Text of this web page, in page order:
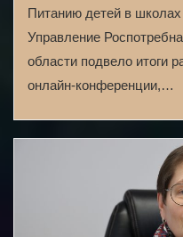
Питанию детей в
Управление
области подвело итоги
онлайн-конференции,…